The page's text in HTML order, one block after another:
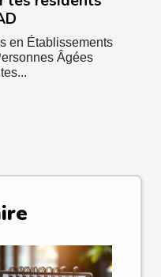
en Établissements
Âgées